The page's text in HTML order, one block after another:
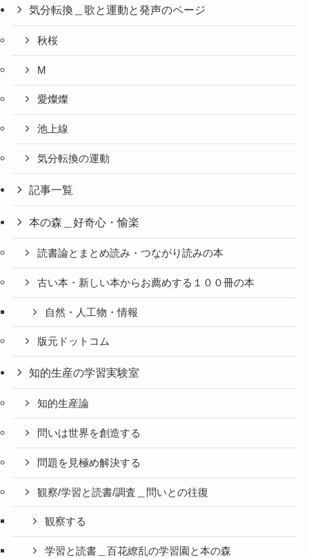
気分転換＿歌と運動と発声のページ
秋桜
M
愛燦燦
池上線
気分転換の運動
記事一覧
本の森＿好奇心・愉楽
読書論とまとめ読み・つながり読みの本
古い本・新しい本からお薦めする１００冊の本
自然・人工物・情報
版元ドットコム
知的生産の学習実験室
知的生産論
問いは世界を創造する
問題を見極め解決する
観察/学習と読書/調査＿問いとの往復
観察する
学習と読書＿百花繚乱の学習園と本の森